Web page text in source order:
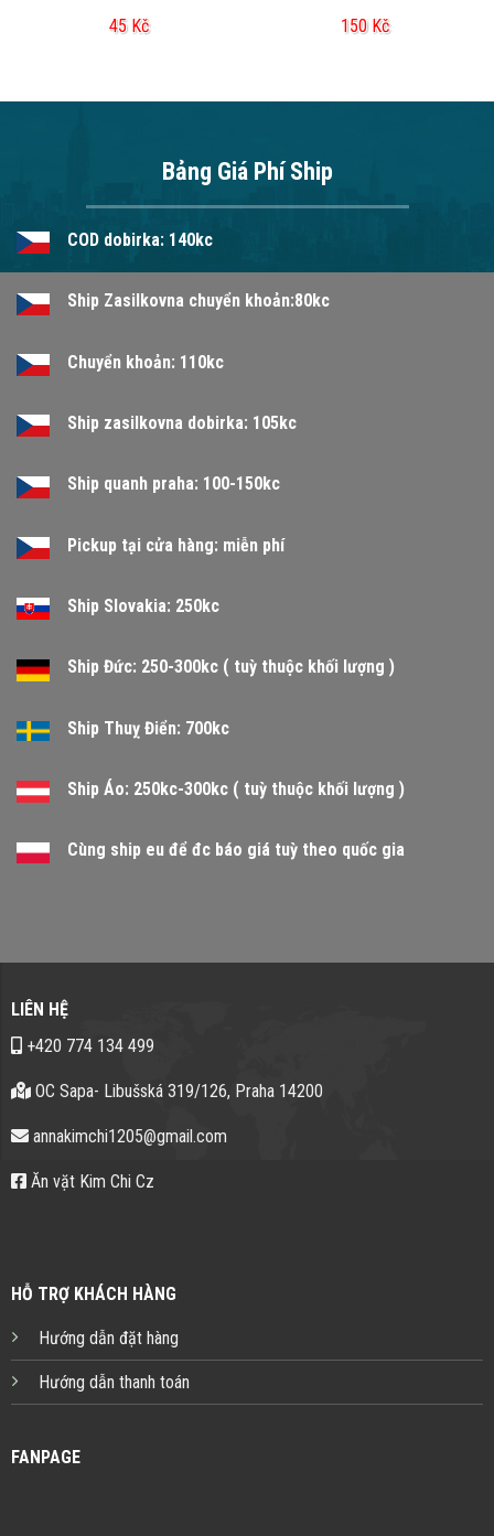
45 Kč 150 Kč
Bảng Giá Phí Ship
COD dobirka: 140kc
Ship Zasilkovna chuyển khoản:80kc
Chuyển khoản: 110kc
Ship zasilkovna dobirka: 105kc
Ship quanh praha: 100-150kc
Pickup tại cửa hàng: miễn phí
Ship Slovakia: 250kc
Ship Đức: 250-300kc ( tuỳ thuộc khối lượng )
Ship Thuỵ Điển: 700kc
Ship Áo: 250kc-300kc ( tuỳ thuộc khối lượng )
Cùng ship eu để đc báo giá tuỳ theo quốc gia
LIÊN HỆ
+420 774 134 499
OC Sapa- Libušská 319/126, Praha 14200
annakimchi1205@gmail.com
Ăn vặt Kim Chi Cz
HỖ TRỢ KHÁCH HÀNG
Hướng dẫn đặt hàng
Hướng dẫn thanh toán
FANPAGE